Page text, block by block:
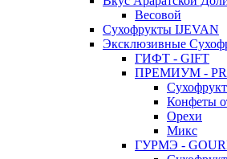
Весовой
Сухофрукты IJEVAN
Эксклюзивные
ГИФТ - GIFT
ПРЕМИУМ -
Конфеты
Орехи
Микс
ГУРМЭ -